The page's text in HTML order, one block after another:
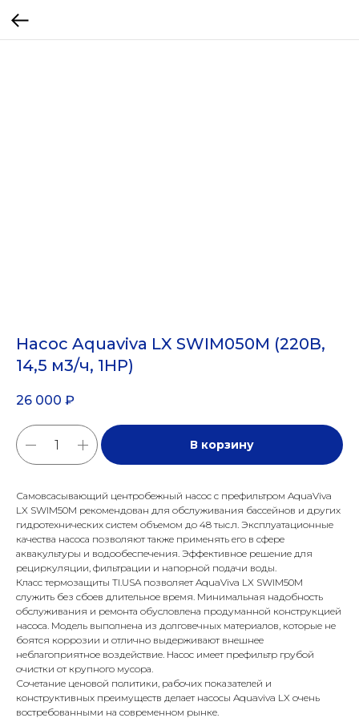
Насос Aquaviva LX SWIM050M (220В,
14,5 м3/ч, 1HP)
26 000 ₽
В корзину
Самовсасывающий центробежный насос с префильтром AquaViva
LX SWIM50M рекомендован для обслуживания бассейнов и других
гидротехнических систем объемом до 48 тыс.л. Эксплуатационные
качества насоса позволяют также применять его в сфере
аквакультуры и водообеспечения. Эффективное решение для
рециркуляции, фильтрации и напорной подачи воды.
Класс термозащиты TI.USA позволяет AquaViva LX SWIM50M
служить без сбоев длительное время. Минимальная надобность
обслуживания и ремонта обусловлена продуманной конструкцией
насоса. Модель выполнена из долговечных материалов, которые не
боятся коррозии и отлично выдерживают внешнее
неблагоприятное воздействие. Насос имеет префильтр грубой
очистки от крупного мусора.
Сочетание ценовой политики, рабочих показателей и
конструктивных преимуществ делает насосы Aquaviva LX очень
востребованными на современном рынке.